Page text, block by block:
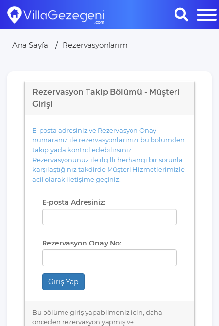
Ana Sayfa Rezervasyonlarım
Rezervasyon Takip Bölümü - Müşteri
Girişi
E-posta adresiniz ve Rezervasyon Onay
numaranız ile rezervasyonlarınızı bu bölümden
takip yada kontrol edebilirsiniz.
Rezervasyonunuz ile ilgilli herhangi bir sorunla
karşılaştığınız takdirde Müşteri Hizmetlerimizle
acil olarak iletişime geçiniz.
E-posta Adresiniz:
Rezervasyon Onay No:
Giriş Yap
Bu bölüme giriş yapabilmeniz için, daha
önceden rezervasyon yapmış ve